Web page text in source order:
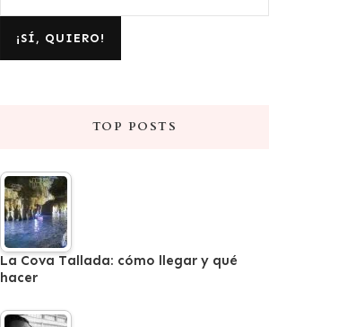
TOP POSTS
La Cova Tallada: cómo llegar y qué
hacer